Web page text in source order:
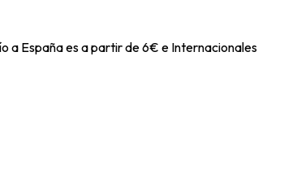
a España es a partir de 6€ e Internacionales